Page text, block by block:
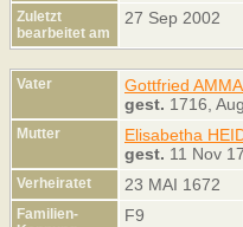
Zuletzt
bearbeitet am
27 Sep 2002
Vater Gottfried
gest. 1716,
Mutter Elisabetha
gest. 11 Nov
Verheiratet 23 MAI 1672
Familien-
F9